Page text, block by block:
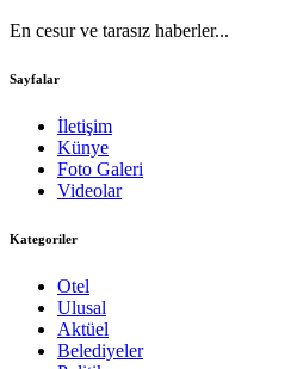
En cesur ve tarasız haberler...
Sayfalar
İletişim
Künye
Foto Galeri
Videolar
Kategoriler
Otel
Ulusal
Aktüel
Belediyeler